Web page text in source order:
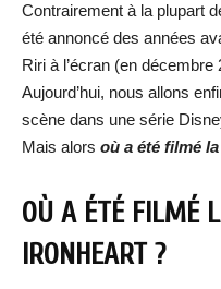
Contrairement à la plupart
été annoncé des années
Riri à l’écran (en
Aujourd’hui, nous allons
scène dans une série
Mais alors où a été filmé
OÙ A ÉTÉ FILMÉ
IRONHEART ?